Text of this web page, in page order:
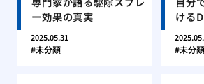
ー効果の真実
2025.05.31
未分類
ける
未分類